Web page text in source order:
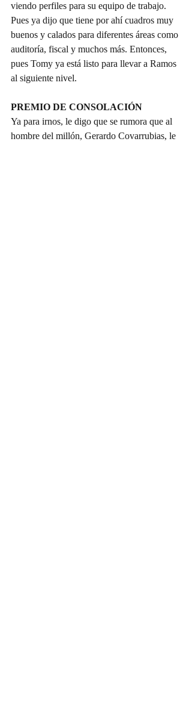
viendo perfiles para su equipo de trabajo.
Pues ya dijo que tiene por ahí cuadros muy
buenos y calados para diferentes áreas como
auditoría, fiscal y muchos más. Entonces,
pues Tomy ya está listo para llevar a Ramos
al siguiente nivel.
PREMIO DE CONSOLACIÓN
Ya para irnos, le digo que se rumora que al
hombre del millón, Gerardo Covarrubias, le